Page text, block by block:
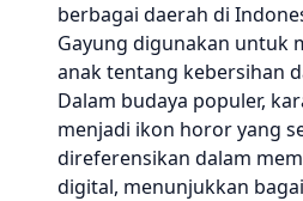
berbagai daerah di
Gayung digunakan untuk
anak tentang kebersihan
Dalam budaya populer,
menjadi ikon horor yang
direferensikan dalam
digital, menunjukkan